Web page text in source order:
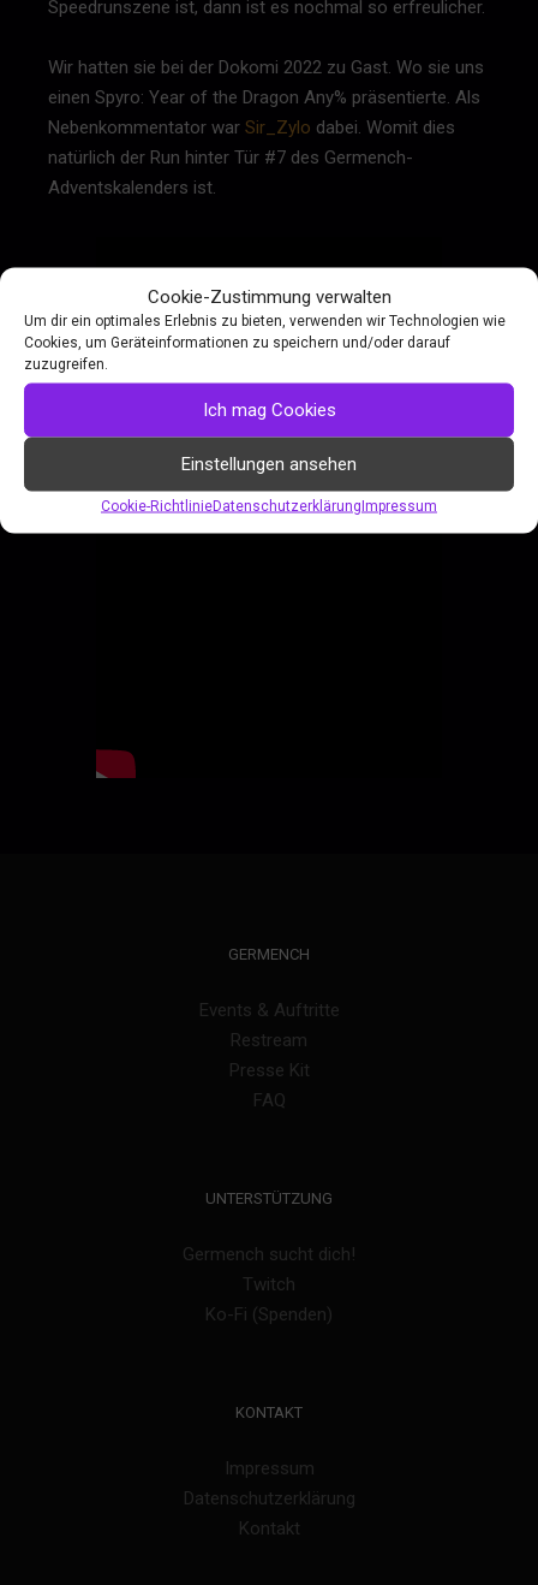
Cookie-Zustimmung verwalten
Um dir ein optimales Erlebnis zu bieten, verwenden wir Technologien wie
Cookies, um Geräteinformationen zu speichern und/oder darauf
zuzugreifen.
Ich mag Cookies
Einstellungen ansehen
Cookie-RichtlinieDatenschutzerklärungImpressum
Speedrunszene ist, dann ist es nochmal so erfreulicher.
Wir hatten sie bei der Dokomi 2022 zu Gast. Wo sie uns
einen Spyro: Year of the Dragon Any% präsentierte. Als
Nebenkommentator war Sir_Zylo dabei. Womit dies
natürlich der Run hinter Tür #7 des Germench-
Adventskalenders ist.
GERMENCH
Events & Auftritte
Restream
Presse Kit
FAQ
UNTERSTÜTZUNG
Germench sucht dich!
Twitch
Ko-Fi (Spenden)
KONTAKT
Impressum
Datenschutzerklärung
Kontakt